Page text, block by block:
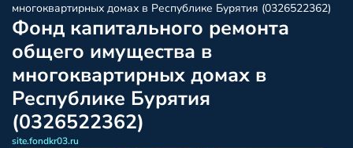
многоквартирных домах в Республике Бурятия (0326522362)
Фонд капитального ремонта
общего имущества в
многоквартирных домах в
Республике Бурятия
(0326522362)
site.fondkr03.ru